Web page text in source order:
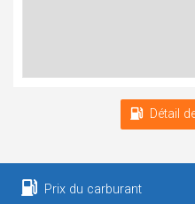
Détail
Prix du carburant